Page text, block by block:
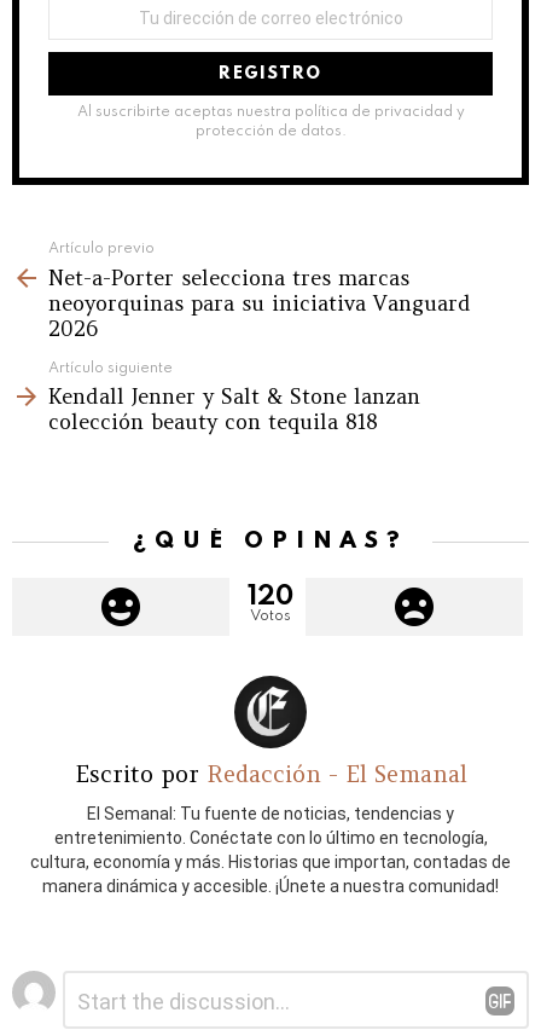
correo
Al suscribirte aceptas nuestra política de privacidad y
protección de datos.
more
Artículo previo
Net-a-Porter selecciona tres marcas
neoyorquinas para su iniciativa Vanguard
2026
Artículo siguiente
Kendall Jenner y Salt & Stone lanzan
colección beauty con tequila 818
¿QUÉ OPINAS?
120
Votos
Escrito por Redacción - El Semanal
El Semanal: Tu fuente de noticias, tendencias y
entretenimiento. Conéctate con lo último en tecnología,
cultura, economía y más. Historias que importan, contadas de
manera dinámica y accesible. ¡Únete a nuestra comunidad!
Deja
una